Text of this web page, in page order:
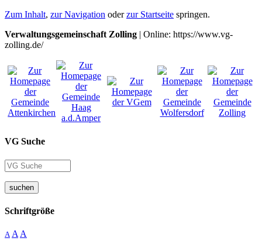
Zum Inhalt, zur Navigation oderzur Startseite springen.
Verwaltungsgemeinschaft Zolling | Online: https://www.vg-
zolling.de/
VG Suche
suchen
Schriftgröße
A A A